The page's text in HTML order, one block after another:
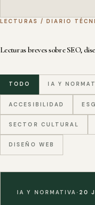
LECTURAS / DIARIO
Lecturas breves sobre SEO,
TODO IA Y
ACCESIBILIDAD
SECTOR CULTURAL
DISEÑO WEB
IA Y NORMATIVA · 20